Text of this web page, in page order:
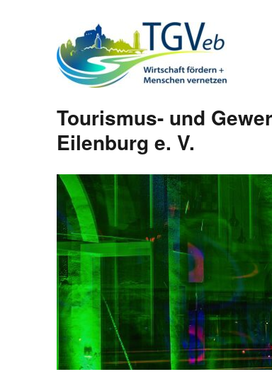
Tourismus- und
Eilenburg e. V.